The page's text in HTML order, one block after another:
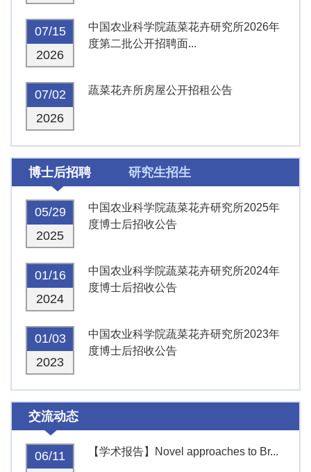
07/15
2026
中国农业科学院蔬菜花卉研究所2026年
度第二批公开招聘面...
07/02
2026
蔬菜花卉所房屋公开招租公告
博士后招聘 研究生招生
05/29
2025
中国农业科学院蔬菜花卉研究所2025年
度博士后招收公告
01/16
2024
中国农业科学院蔬菜花卉研究所2024年
度博士后招收公告
01/03
2023
中国农业科学院蔬菜花卉研究所2023年
度博士后招收公告
交流动态
06/11
【学术报告】Novel approaches to Br...